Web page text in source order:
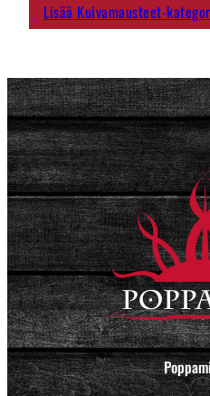
Lisää Kuivamausteet-